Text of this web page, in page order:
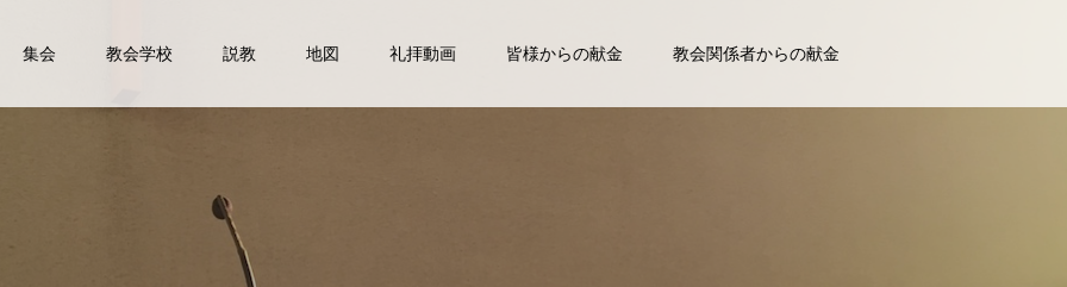
集会 教会学校 説教 地図 礼拝動画 皆様からの献金 教会関係者からの献金